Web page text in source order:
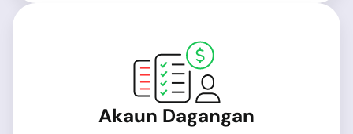
Akaun Dagangan